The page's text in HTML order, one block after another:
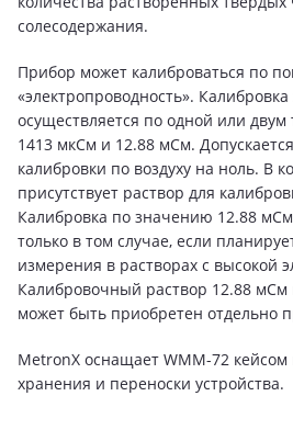
солесодержания.
Прибор может калиброваться по
«электропроводность».
осуществляется по одной или двум
1413 мкСм и 12.88 мСм.
калибровки по воздуху на ноль. В
присутствует раствор для
Калибровка по значению 12.88
только в том случае, если
измерения в растворах с высокой
Калибровочный раствор 12.88 мСм
может быть приобретен отдельно
MetronX оснащает WMM-72 кейсом
хранения и переноски устройства.